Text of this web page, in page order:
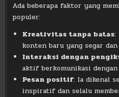
Ada beberapa faktor yang
populer:
Kreativitas tanpa batas:
konten baru yang segar
Interaksi dengan
aktif berkomunikasi dengan
Pesan positif: Ia dikenal
inspiratif dan selalu